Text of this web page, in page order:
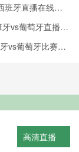
班牙直播在线观
vs葡萄牙直播免
vs葡萄牙比赛直
高清直播